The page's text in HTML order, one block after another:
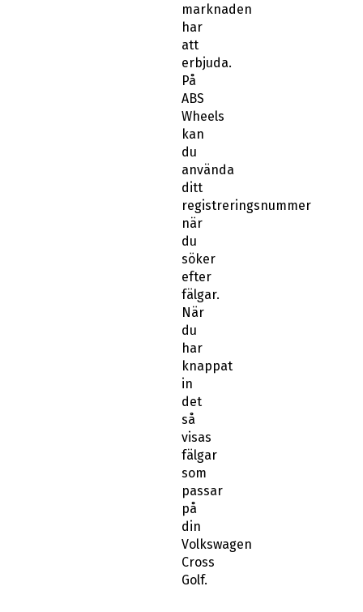
marknaden
har
att
erbjuda.
På
ABS
Wheels
kan
du
använda
ditt
registreringsnummer
när
du
söker
efter
fälgar.
När
du
har
knappat
in
det
så
visas
fälgar
som
passar
på
din
Volkswagen
Cross
Golf.